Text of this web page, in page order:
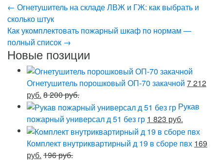
← Огнетушитель на складе ЛВЖ и ГЖ: как выбрать и
сколько штук
Как укомплектовать пожарный шкаф по нормам —
полный список →
Новые позиции
Огнетушитель порошковый ОП-70 закачной 7 212
руб. 8 200 руб.
Рукав
пожарный универсал д 51 без гр 1 823 руб.
Комплект внутриквартирный д 19 в сборе пвх 169
руб. 196 руб.